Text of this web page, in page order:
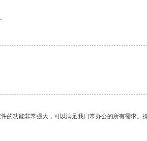
的功能非常强大，可以满足我日常办公的所有需求。